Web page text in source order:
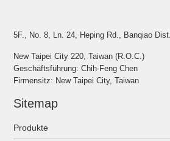
5F., No. 8, Ln. 24, Heping Rd., Banqiao Dist.,
New Taipei City 220, Taiwan (R.O.C.)
Geschäftsführung: Chih-Feng Chen
Firmensitz: New Taipei City, Taiwan
Sitemap
Produkte